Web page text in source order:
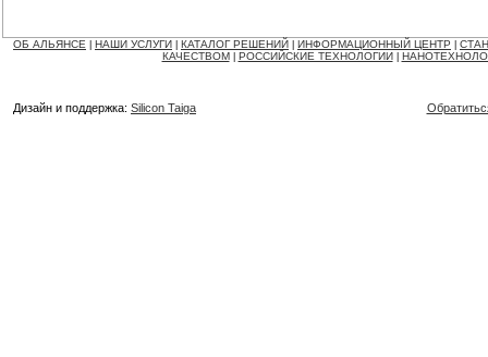
ОБ АЛЬЯНСЕ НАШИ УСЛУГИ КАТАЛОГ РЕШЕНИЙ ИНФОРМАЦИОННЫЙ ЦЕНТР
КАЧЕСТВОМ
РОССИЙСКИЕ ТЕХНОЛОГИИ
Дизайн и поддержка: Silicon Taiga